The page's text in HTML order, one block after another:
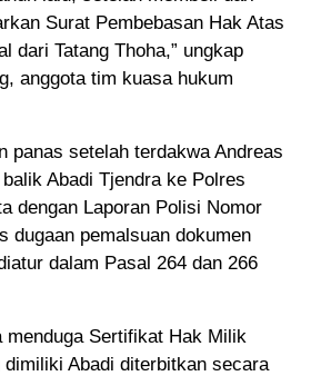
Surat Pembebasan Hak Atas
dari Tatang Thoha,” ungkap
anggota tim kuasa hukum
panas setelah terdakwa Andreas
Abadi Tjendra ke Polres
dengan Laporan Polisi Nomor
dugaan pemalsuan dokumen
dalam Pasal 264 dan 266
menduga Sertifikat Hak Milik
dimiliki Abadi diterbitkan secara